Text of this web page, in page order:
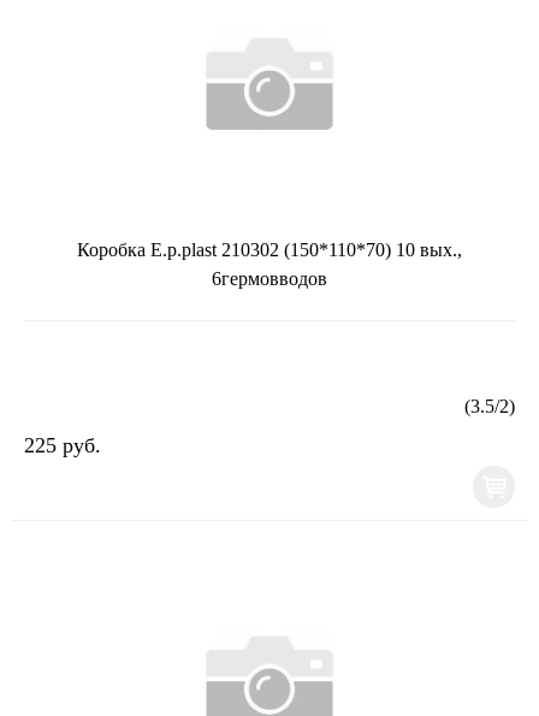
Коробка E.p.plast 210302 (150*110*70) 10 вых.,
6гермовводов
(3.5/2)
225 руб.